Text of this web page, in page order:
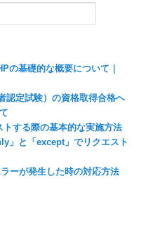
基礎的な概要について｜
認定試験）の資格取得合格へ
する際の基本的な実施方法
」と「except」でリクエスト
ーが発生した時の対応方法